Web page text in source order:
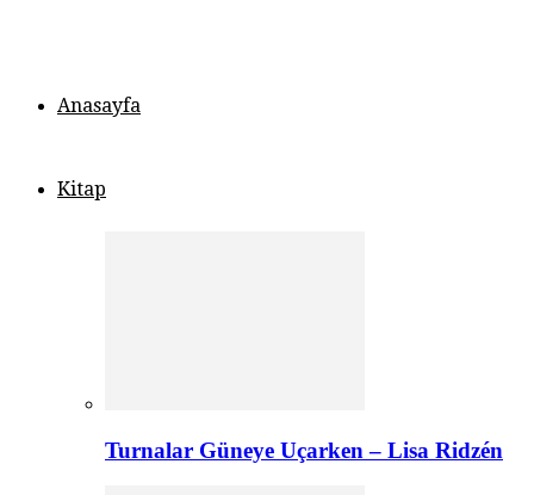
Anasayfa
Kitap
Turnalar Güneye Uçarken – Lisa Ridzén